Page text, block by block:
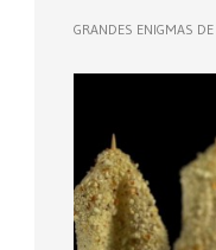
GRANDES ENIGMAS